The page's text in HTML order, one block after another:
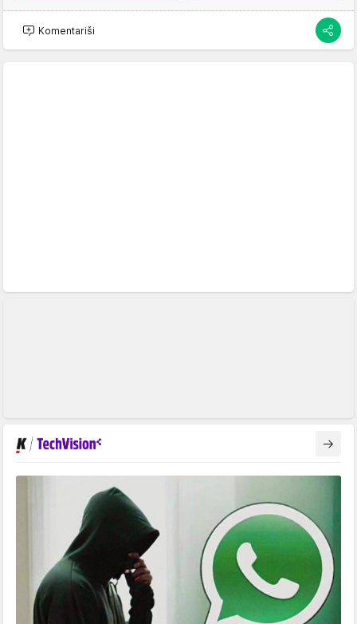
Komentariši